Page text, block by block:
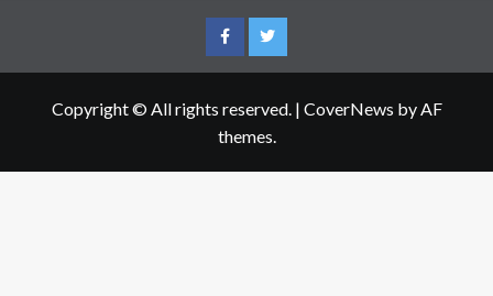
FacebookTwitter
Copyright © All rights reserved. | CoverNews by AF
themes.